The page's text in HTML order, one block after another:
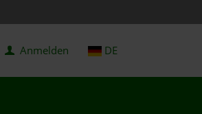
Anmelden DE